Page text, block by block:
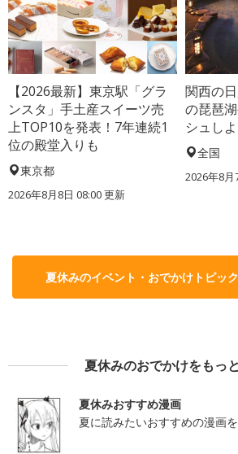
【2026最新】東京駅「グラ
ンスタ」手土産スイーツ売
上TOP10を発表！7年連続1
位の殿堂入りも
東京都
2026年8月8日 08:00更新
関西の
の琵琶
シュしよ
全国
2026年8月
夏休みのイベント・おでかけトピッ
夏休みのおでかけをもっ
夏休みおすすめ漫画
夏に読みたいおすすめの漫画